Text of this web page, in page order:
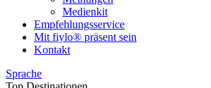
Medienkit
Empfehlungsservice
Mit fiylo® präsent sein
Kontakt
Sprache